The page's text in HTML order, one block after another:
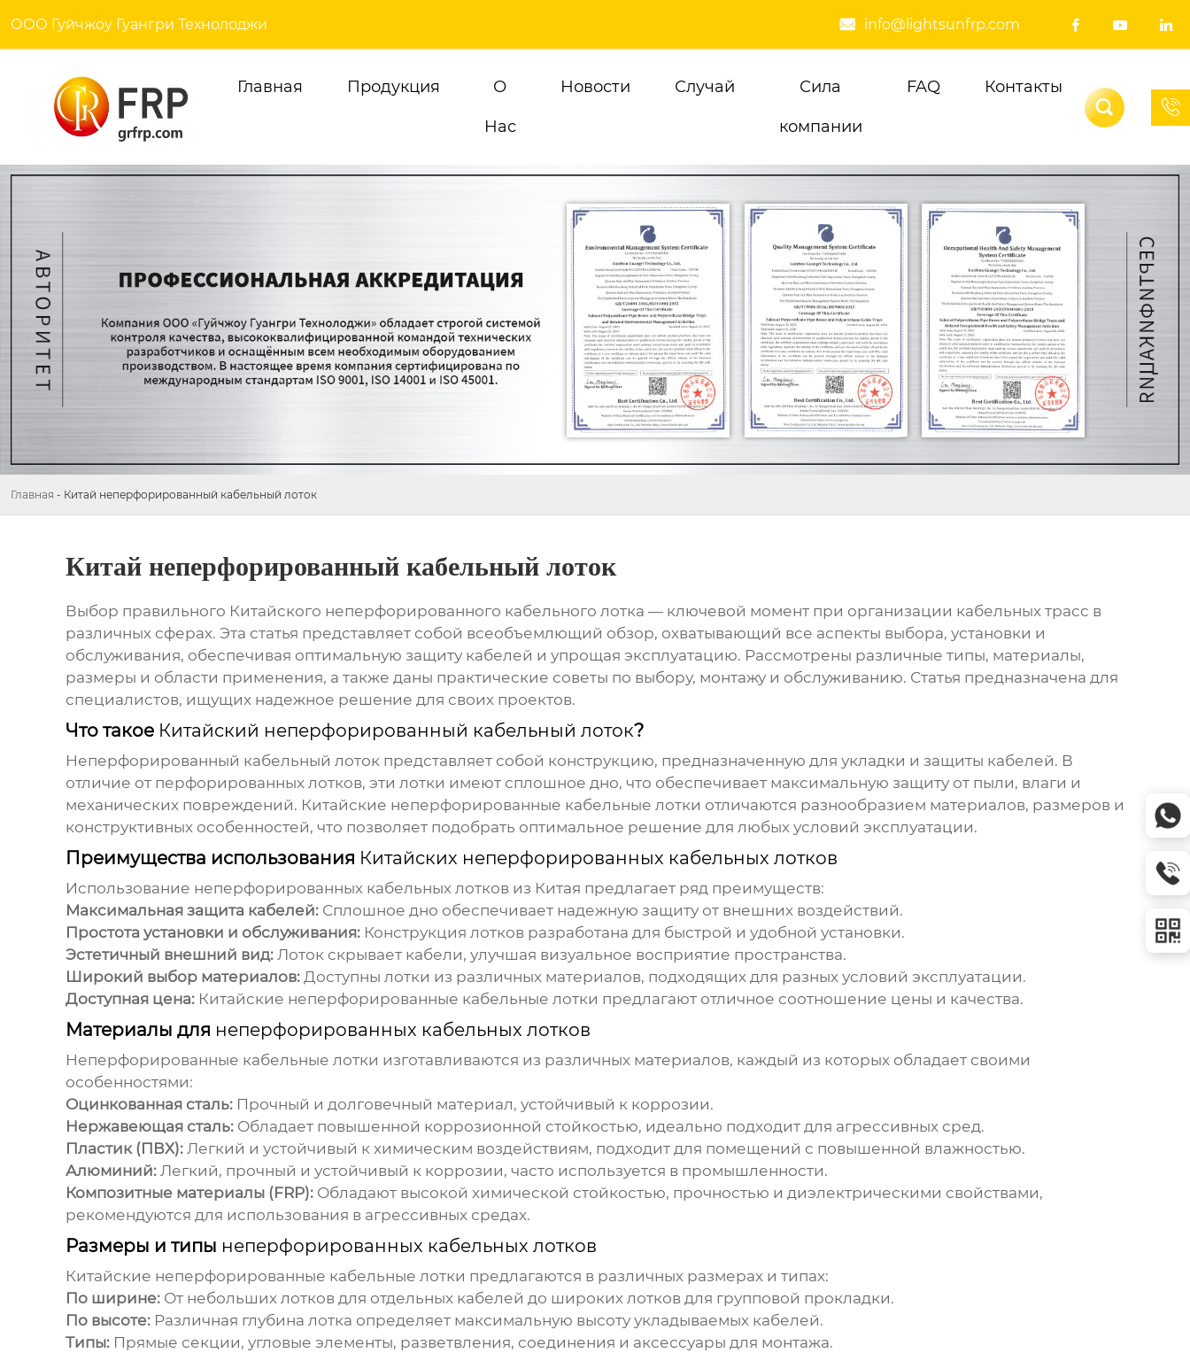
ООО Гуйчжоу Гуангри Технолоджи  info@lightsunfrp.com   
Главная Продукция О
Hас
Новости Случай Сила
компании
FAQ
Контакты


Главная - Китай неперфорированный кабельный лоток
Китай неперфорированный кабельный лоток
Выбор правильного Китайского неперфорированного кабельного лотка — ключевой момент при организации кабельных трасс в
различных сферах. Эта статья представляет собой всеобъемлющий обзор, охватывающий все аспекты выбора, установки и
обслуживания, обеспечивая оптимальную защиту кабелей и упрощая эксплуатацию. Рассмотрены различные типы, материалы,
размеры и области применения, а также даны практические советы по выбору, монтажу и обслуживанию. Статья предназначена для
специалистов, ищущих надежное решение для своих проектов.
Что такое Китайский неперфорированный кабельный лоток?
Неперфорированный кабельный лотокпредставляет собой конструкцию, предназначенную для укладки и защиты кабелей. В
отличие от перфорированных лотков, эти лотки имеют сплошное дно, что обеспечивает максимальную защиту от пыли, влаги и
механических повреждений. Китайские неперфорированные кабельные лотки отличаются разнообразием материалов, размеров и
конструктивных особенностей, что позволяет подобрать оптимальное решение для любых условий эксплуатации.
Преимущества использования Китайских неперфорированных кабельных лотков
Использование неперфорированных кабельных лотковиз Китая предлагает ряд преимуществ:
Максимальная защита кабелей:Сплошное дно обеспечивает надежную защиту от внешних воздействий.
Простота установки и обслуживания:Конструкция лотков разработана для быстрой и удобной установки.
Эстетичный внешний вид:Лоток скрывает кабели, улучшая визуальное восприятие пространства.
Широкий выбор материалов:Доступны лотки из различных материалов, подходящих для разных условий эксплуатации.
Доступная цена: Китайские неперфорированные кабельные лотки предлагают отличное соотношение цены и качества.
Материалы для неперфорированных кабельных лотков
Неперфорированные кабельные лотки изготавливаются из различных материалов, каждый из которых обладает своими
особенностями:
Оцинкованная сталь:Прочный и долговечный материал, устойчивый к коррозии.
Нержавеющая сталь:Обладает повышенной коррозионной стойкостью, идеально подходит для агрессивных сред.
Пластик (ПВХ):Легкий и устойчивый к химическим воздействиям, подходит для помещений с повышенной влажностью.
Алюминий:Легкий, прочный и устойчивый к коррозии, часто используется в промышленности.
Композитные материалы (FRP):Обладают высокой химической стойкостью, прочностью и диэлектрическими свойствами,
рекомендуются для использования в агрессивных средах.
Размеры и типы неперфорированных кабельных лотков
Китайские неперфорированные кабельные лотки предлагаются в различных размерах и типах:
По ширине:От небольших лотков для отдельных кабелей до широких лотков для групповой прокладки.
По высоте:Различная глубина лотка определяет максимальную высоту укладываемых кабелей.
Типы:Прямые секции, угловые элементы, разветвления, соединения и аксессуары для монтажа.